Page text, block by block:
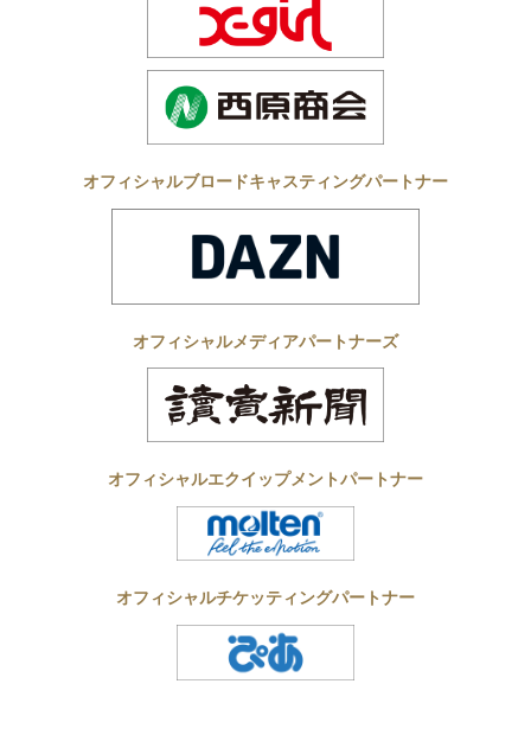
オフィシャルブロードキャスティングパートナー
オフィシャルメディアパートナーズ
オフィシャルエクイップメントパートナー
オフィシャルチケッティングパートナー